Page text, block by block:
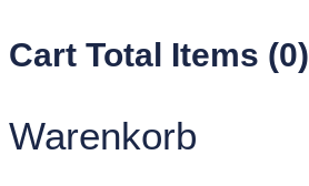
Cart Total Items (0)
Warenkorb